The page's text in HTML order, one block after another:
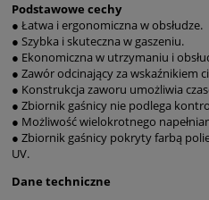
Podstawowe cechy
● Łatwa i ergonomiczna w obsłudze.
● Szybka i skuteczna w gaszeniu.
● Ekonomiczna w utrzymaniu i
● Zawór odcinający za wskaźnikiem
● Konstrukcja zaworu umożliwia
● Zbiornik gaśnicy nie podlega
● Możliwość wielokrotnego
● Zbiornik gaśnicy pokryty farbą
UV.
Dane techniczne